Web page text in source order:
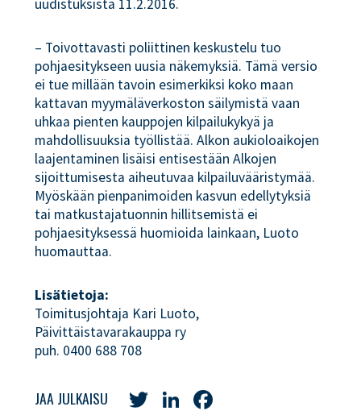
uudistuksista 11.2.2016.
– Toivottavasti poliittinen keskustelu tuo
pohjaesitykseen uusia näkemyksiä. Tämä versio
ei tue millään tavoin esimerkiksi koko maan
kattavan myymäläverkoston säilymistä vaan
uhkaa pienten kauppojen kilpailukykyä ja
mahdollisuuksia työllistää. Alkon aukioloaikojen
laajentaminen lisäisi entisestään Alkojen
sijoittumisesta aiheutuvaa kilpailuvääristymää.
Myöskään pienpanimoiden kasvun edellytyksiä
tai matkustajatuonnin hillitsemistä ei
pohjaesityksessä huomioida lainkaan, Luoto
huomauttaa.
Lisätietoja:
Toimitusjohtaja Kari Luoto,
Päivittäistavarakauppa ry
puh. 0400 688 708
JAA JULKAISU TwitterLinkedIn